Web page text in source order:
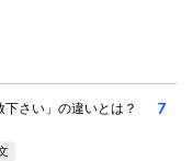
下さい」の違いとは？
7